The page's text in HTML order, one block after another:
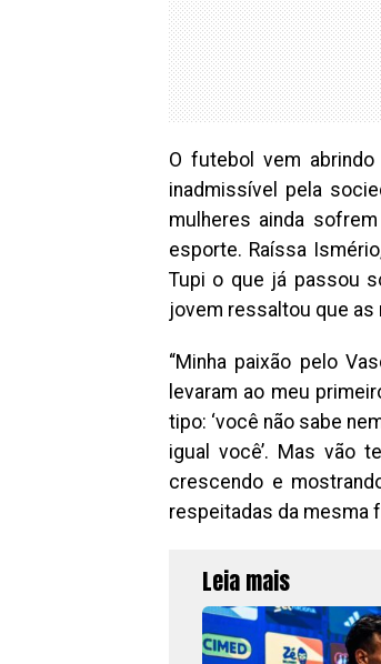
O futebol vem
inadmissível pela
mulheres ainda
esporte. Raíssa
Tupi o que já passou
jovem ressaltou que
“Minha paixão pelo
levaram ao meu
tipo: ‘você não sabe
igual você’. Mas vão
crescendo e
respeitadas da mesma
Leia mais